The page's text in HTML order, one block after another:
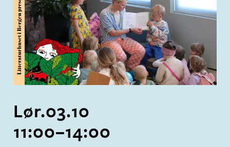
Lør.03.10
11:00–14:00